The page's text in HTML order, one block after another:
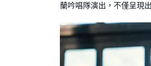
蘭吟唱隊演出，不僅呈現